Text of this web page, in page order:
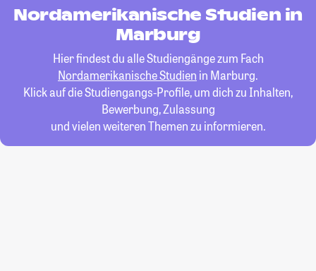
Nordamerikanische Studien in
Marburg
Hier findest du alle Studiengänge zum Fach
Nordamerikanische Studien in Marburg.
Klick auf die Studiengangs-Profile, um dich zu Inhalten,
Bewerbung, Zulassung
und vielen weiteren Themen zu informieren.